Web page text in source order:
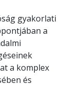
gyakorlati
a
a komplex
és